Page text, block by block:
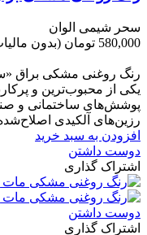
سحر شیمی الوان
580,000 تومان
(بدون
رنگ روغنی مشکی براق
یکی از محبوب‌ترین و
پوشش‌های ساختمانی و
رزین‌های آلکیدی
افزودن به سبد خرید
دوست داشتن
اشتراک گذاری
دوست داشتن
اشتراک گذاری